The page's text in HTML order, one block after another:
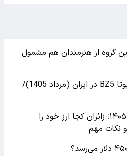
گروه از هنرمندان هم مشمول
اولین بخشنامه فروش تویوتا BZ5 در ایران (مرداد 1405)/
نحوه فروش دینار اربعین ۱۴۰۵؛ زائران کجا ارز خود را
و نکات مهم